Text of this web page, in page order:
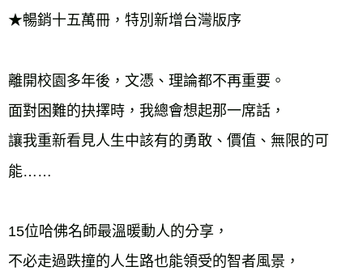
★暢銷十五萬冊，特別新增台灣版序
離開校園多年後，文憑、理論都不再重要。
面對困難的抉擇時，我總會想起那一席話，
讓我重新看見人生中該有的勇敢、價值、無限的可
能……
15位哈佛名師最溫暖動人的分享，
不必走過跌撞的人生路也能領受的智者風景，